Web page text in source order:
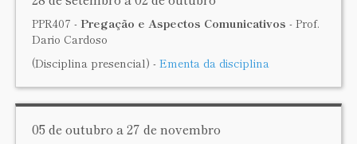
PPR407 - Pregação e Aspectos Comunicativos - Prof.
Dario Cardoso
(Disciplina presencial) - Ementa da disciplina
05 de outubro a 27 de novembro